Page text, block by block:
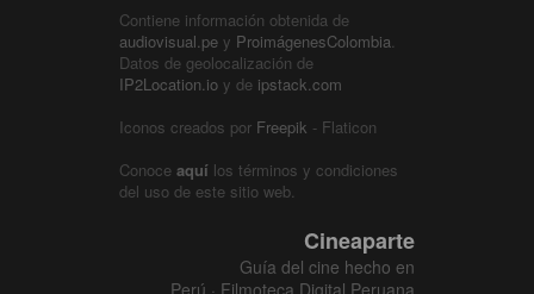
Contiene información obtenida de
audiovisual.pe y ProimágenesColombia.
Datos de geolocalización de
IP2Location.io y de ipstack.com
Iconos creados por Freepik - Flaticon
Conoce aquí los términos y condiciones
del uso de este sitio web.
Cineaparte
Guía del cine hecho en